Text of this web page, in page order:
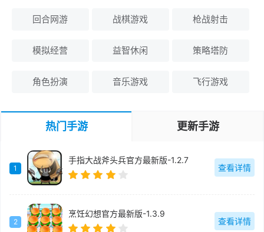
回合网游 战棋游戏 枪战射击
模拟经营 益智休闲 策略塔防
角色扮演 音乐游戏 飞行游戏
热门手游 更新手游
1
手指大战斧头兵官方最新版-1.2.7
查看详情
2
烹饪幻想官方最新版-1.3.9
查看详情